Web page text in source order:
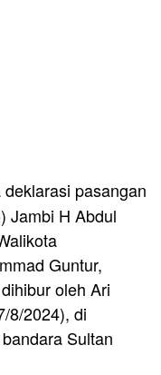
pasangan
Jambi H Abdul
Guntur,
oleh Ari
8/2024), di
Sultan